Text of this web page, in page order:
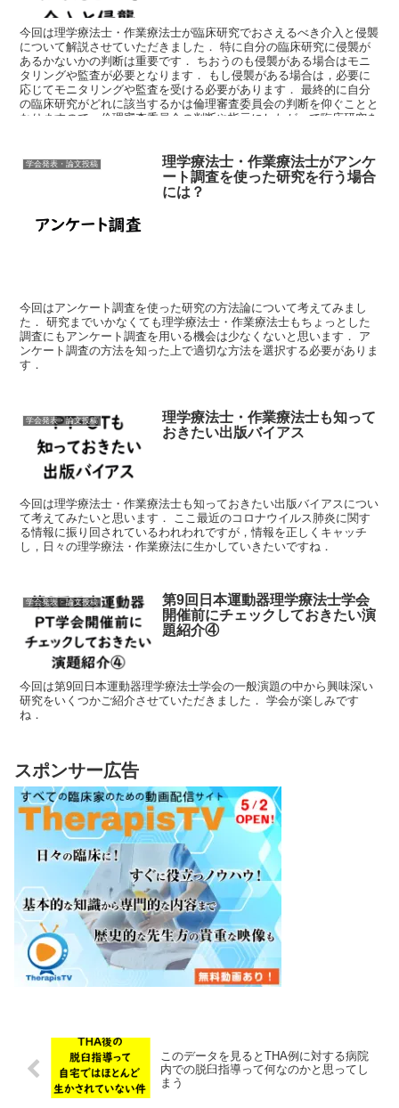
今回は理学療法士・作業療法士が臨床研究でおさえるべき介入と侵襲
について解説させていただきました． 特に自分の臨床研究に侵襲が
あるかないかの判断は重要です． ちおうのも侵襲がある場合はモニ
タリングや監査が必要となります． もし侵襲がある場合は，必要に
応じてモニタリングや監査を受ける必要があります． 最終的に自分
の臨床研究がどれに該当するかは倫理審査委員会の判断を仰ぐことと
なりますので，倫理審査委員会の判断や指示にしたがって臨床研究を
学会発表・論文投稿
理学療法士・作業療法士がアンケ
ート調査を使った研究を行う場合
には？
今回はアンケート調査を使った研究の方法論について考えてみまし
た． 研究までいかなくても理学療法士・作業療法士もちょっとした
調査にもアンケート調査を用いる機会は少なくないと思います． ア
ンケート調査の方法を知った上で適切な方法を選択する必要がありま
す．
学会発表・論文投稿
理学療法士・作業療法士も知って
おきたい出版バイアス
今回は理学療法士・作業療法士も知っておきたい出版バイアスについ
て考えてみたいと思います． ここ最近のコロナウイルス肺炎に関す
る情報に振り回されているわれわれですが，情報を正しくキャッチ
し，日々の理学療法・作業療法に生かしていきたいですね．
学会発表・論文投稿
第9回日本運動器理学療法士学会
開催前にチェックしておきたい演
題紹介④
今回は第9回日本運動器理学療法士学会の一般演題の中から興味深い
研究をいくつかご紹介させていただきました． 学会が楽しみです
ね．
スポンサー広告
このデータを見るとTHA例に対する病院
内での脱臼指導って何なのかと思ってし
まう